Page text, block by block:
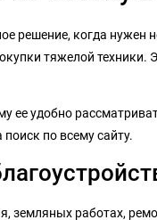
решение, когда
тяжелой
ее удобно
по всему сайту.
земляных работах,